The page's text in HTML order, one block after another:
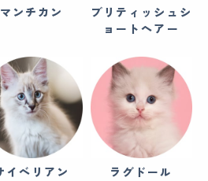
マンチカン
ブリティッシュシ
ョートヘアー
イベリアン ラグドール